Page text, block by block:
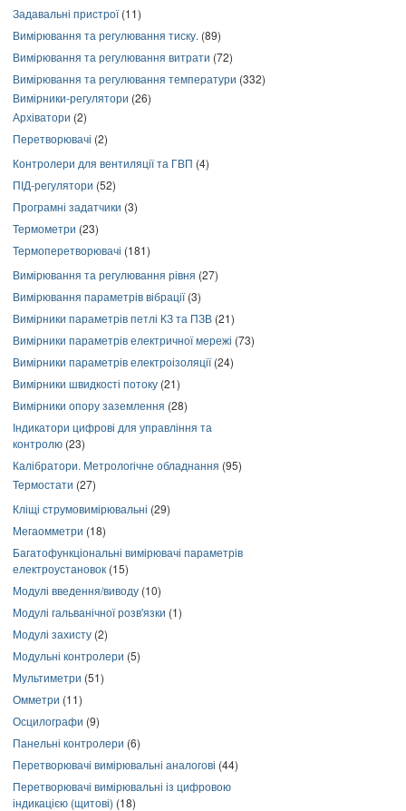
Задавальні пристрої(11)
Вимірювання та регулювання тиску. (89)
Вимірювання та регулювання витрати (72)
Вимірювання та регулювання температури (332)
Вимірники-регулятори (26)
Архіватори (2)
Перетворювачі (2)
Контролери для вентиляції та ГВП (4)
ПІД-регулятори (52)
Програмні задатчики (3)
Термометри (23)
Термоперетворювачі (181)
Вимірювання та регулювання рівня (27)
Вимірювання параметрів вібрації(3)
Вимірники параметрів петлі КЗ та ПЗВ (21)
Вимірники параметрів електричної мережі (73)
Вимірники параметрів електроізоляції(24)
Вимірники швидкості потоку (21)
Вимірники опору заземлення (28)
Індикатори цифрові для управління та
контролю (23)
Калібратори. Метрологічне обладнання (95)
Термостати (27)
Кліщі струмовимірювальні (29)
Мегаомметри (18)
Багатофункціональні вимірювачі параметрів
електроустановок (15)
Модулі введення/виводу (10)
Модулі гальванічної розв'язки (1)
Модулі захисту (2)
Модульні контролери (5)
Мультиметри (51)
Омметри (11)
Осцилографи (9)
Панельні контролери (6)
Перетворювачі вимірювальні аналогові (44)
Перетворювачі вимірювальні із цифровою
індикацією (щитові) (18)